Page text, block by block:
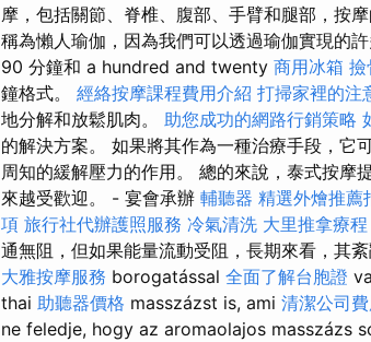
摩，包括關節、脊椎、腹部、手臂和腿部，按
稱為懶人瑜伽，因為我們可以透過瑜伽實現的
90 分鐘和 a hundred and twenty 商用冰箱 撿
鐘格式。 經絡按摩課程費用介紹 打掃家裡的注
地分解和放鬆肌肉。 助您成功的網路行銷策略
的解決方案。 如果將其作為一種治療手段，它
周知的緩解壓力的作用。 總的來說，泰式按摩
來越受歡迎。 - 宴會承辦 輔聽器 精選外燴推薦
項 旅行社代辦護照服務 冷氣清洗 大里推拿療程
通無阻，但如果能量流動受阻，長期來看，
大雅按摩服務 borogatással 全面了解台胞證
thai 助聽器價格 masszázst is, ami 清潔公司
ne feledje, hogy az aromaolajos masszázs